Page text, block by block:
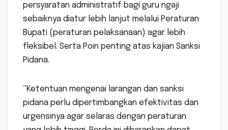
persyaratan administratif bagi guru ngaji
sebaiknya diatur lebih lanjut melalui Peraturan
Bupati (peraturan pelaksanaan) agar lebih
fleksibel. Serta Poin penting atas kajian Sanksi
Pidana.
“Ketentuan mengenai larangan dan sanksi
pidana perlu dipertimbangkan efektivitas dan
urgensinya agar selaras dengan peraturan